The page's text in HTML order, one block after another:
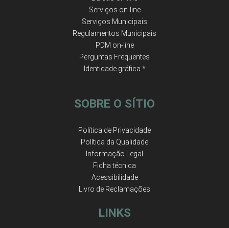
Serviços on-line
Serviços Municipais
Regulamentos Municipais
PDM on-line
Perguntas Frequentes
Identidade gráfica *
SOBRE O SÍTIO
Política de Privacidade
Política da Qualidade
Informação Legal
Ficha técnica
Acessibilidade
Livro de Reclamações
LINKS